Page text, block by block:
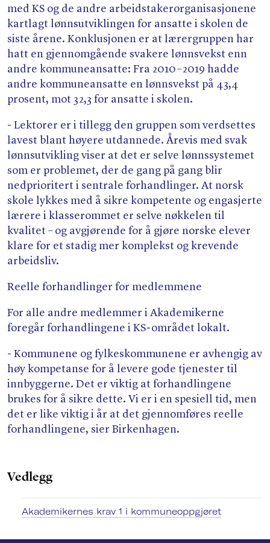
med KS og de andre arbeidstakerorganisasjonene
kartlagt lønnsutviklingen for ansatte i skolen de
siste årene. Konklusjonen er at lærergruppen har
hatt en gjennomgående svakere lønnsvekst enn
andre kommuneansatte: Fra 2010 – 2019 hadde
andre kommuneansatte en lønnsvekst på 43,4
prosent, mot 32,3 for ansatte i skolen.
- Lektorer er i tillegg den gruppen som verdsettes
lavest blant høyere utdannede. Årevis med svak
lønnsutvikling viser at det er selve lønnssystemet
som er problemet, der de gang på gang blir
nedprioritert i sentrale forhandlinger. At norsk
skole lykkes med å sikre kompetente og engasjerte
lærere i klasserommet er selve nøkkelen til
kvalitet – og avgjørende for å gjøre norske elever
klare for et stadig mer komplekst og krevende
arbeidsliv.
Reelle forhandlinger for medlemmene
For alle andre medlemmer i Akademikerne
foregår forhandlingene i KS-området lokalt.
- Kommunene og fylkeskommunene er avhengig av
høy kompetanse for å levere gode tjenester til
innbyggerne. Det er viktig at forhandlingene
brukes for å sikre dette. Vi er i en spesiell tid, men
det er like viktig i år at det gjennomføres reelle
forhandlingene, sier Birkenhagen.
Vedlegg
Akademikernes krav 1 i kommuneoppgjøret